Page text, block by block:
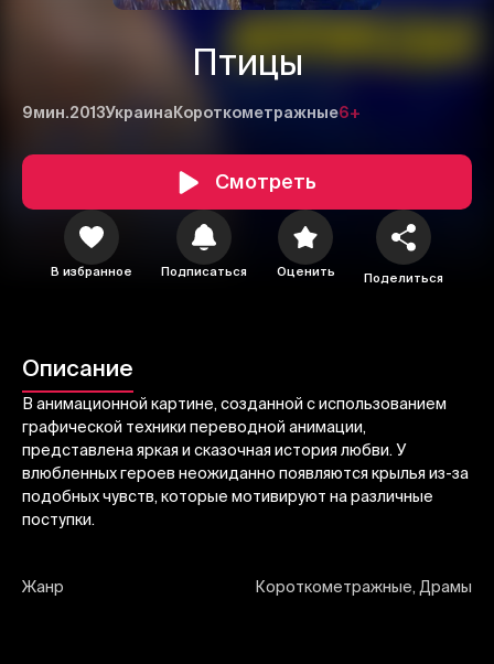
Птицы
9мин.2013Украина Короткометражные6+
Смотреть
В избранное Подписаться Оценить Поделиться
Описание
В анимационной картине, созданной с использованием
графической техники переводной анимации,
представлена яркая и сказочная история любви. У
влюбленных героев неожиданно появляются крылья из-за
подобных чувств, которые мотивируют на различные
поступки.
Жанр Короткометражные, Драмы
2
Отменить Авторизоваться